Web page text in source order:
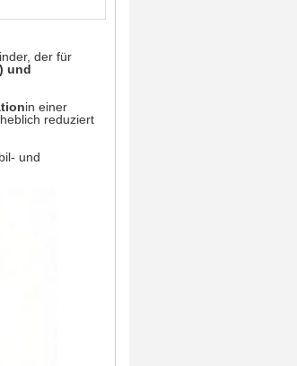
der für
und
in einer
reduziert
und